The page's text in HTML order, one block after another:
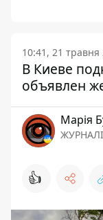
10:41, 21 травня
В Киеве
объявлен
Марія
👍